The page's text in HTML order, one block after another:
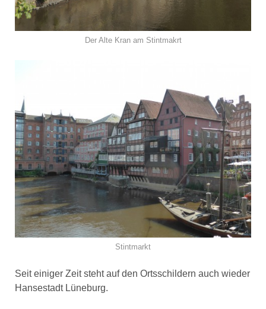
Der Alte Kran am Stintmakrt
Stintmarkt
Seit einiger Zeit steht auf den Ortsschildern auch wieder
Hansestadt Lüneburg.